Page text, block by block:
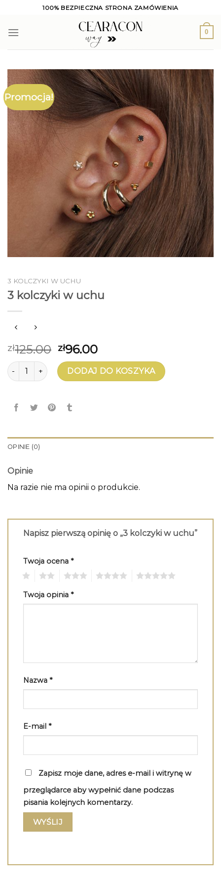
content
100% BEZPIECZNA STRONA ZAMÓWIENIA
0
Promocja!
3 KOLCZYKI W UCHU
3 kolczyki w uchu
zł125.00 zł96.00
ilość 3 kolczyki w uchuDODAJ DO KOSZYKA
OPINIE (0)
Opinie
Na razie nie ma opinii o produkcie.
Napisz pierwszą opinię o „3 kolczyki w uchu”
Twoja ocena *
Twoja opinia *
Nazwa *
E-mail *
Zapisz moje dane, adres e-mail i witrynę w
przeglądarce aby wypełnić dane podczas
pisania kolejnych komentarzy.